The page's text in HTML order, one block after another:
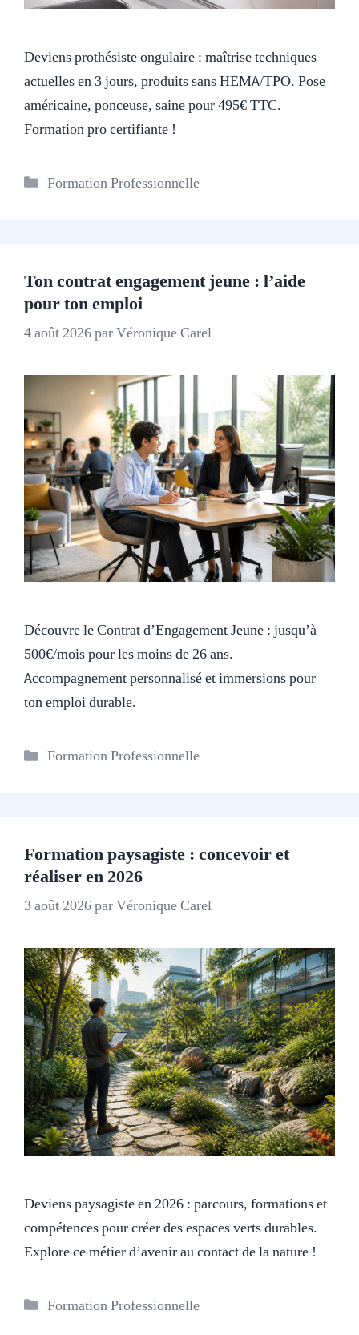
Deviens prothésiste ongulaire : maîtrise techniques
actuelles en 3 jours, produits sans HEMA/TPO. Pose
américaine, ponceuse, saine pour 495€ TTC.
Formation pro certifiante !
Catégories
Formation Professionnelle
Ton contrat engagement jeune : l’aide
pour ton emploi
4 août 2026parVéronique Carel
Découvre le Contrat d’Engagement Jeune : jusqu’à
500€/mois pour les moins de 26 ans.
Accompagnement personnalisé et immersions pour
ton emploi durable.
Catégories
Formation Professionnelle
Formation paysagiste : concevoir et
réaliser en 2026
3 août 2026parVéronique Carel
Deviens paysagiste en 2026 : parcours, formations et
compétences pour créer des espaces verts durables.
Explore ce métier d’avenir au contact de la nature !
Catégories
Formation Professionnelle